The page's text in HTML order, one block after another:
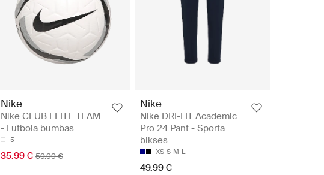
Nike
Nike CLUB ELITE TEAM
- Futbola bumbas
5
35.99 € 59.99 €
Nike
Nike DRI-FIT Academic
Pro 24 Pant - Sporta
bikses
XS S M L
49.99 €